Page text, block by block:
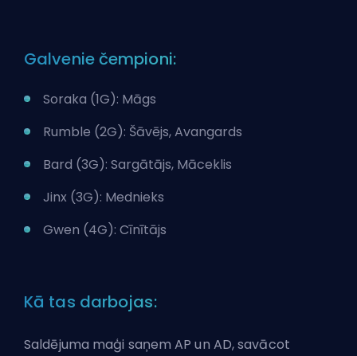
Galvenie čempioni:
Soraka (1G): Māgs
Rumble (2G): Šāvējs, Avangards
Bard (3G): Sargātājs, Māceklis
Jinx (3G): Mednieks
Gwen (4G): Cīnītājs
Kā tas darbojas:
Saldējuma maģi saņem AP un AD, savācot